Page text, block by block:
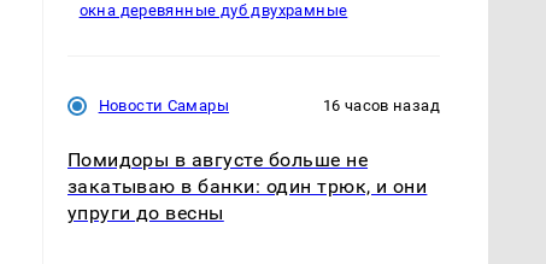
окна деревянные дуб двухрамные
Новости Самары 16 часов назад
Помидоры в августе больше не
закатываю в банки: один трюк, и они
упруги до весны